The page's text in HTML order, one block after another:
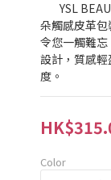
朵觸感皮革包
令您一觸難
設計，質感
度。
Color